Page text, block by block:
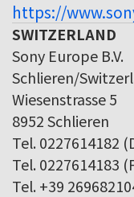
https://
SWITZERLAND
Sony Europe B.V.
Schlieren/
Wiesenstrasse 5
8952 Schlieren
Tel. 0227614182
Tel. 0227614183
Tel. +39